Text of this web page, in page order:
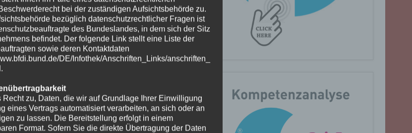
bei der zuständigen Aufsichtsbehörde zu.
bezüglich datenschutzrechtlicher Fragen ist
des Bundeslandes, in dem sich der Sitz
befindet. Der folgende Link stellt eine Liste der
sowie deren Kontaktdaten
DE/Infothek/Anschriften_Links/anschriften_
Recht zu, Daten, die wir auf Grundlage Ihrer Einwilligung
eines Vertrags automatisiert verarbeiten, an sich oder an
zu lassen. Die Bereitstellung erfolgt in einem
Format. Sofern Sie die direkte Übertragung der Daten